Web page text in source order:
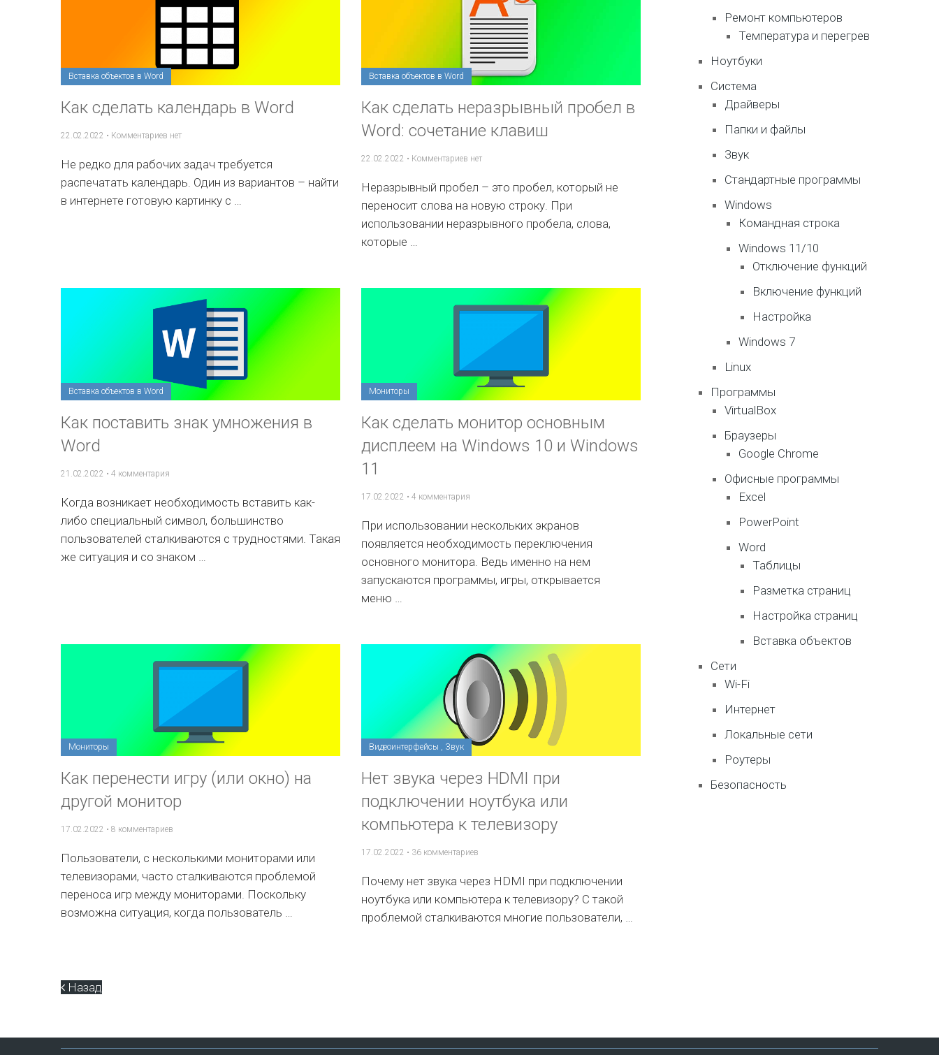
Как сделать календарь в Word
Вставка объектов в Word
22.02.2022 • Комментариев нет
Не редко для рабочих задач требуется
распечатать календарь. Один из вариантов – найти
в интернете готовую картинку с …
Как сделать неразрывный пробел в
Word: сочетание клавиш
Вставка объектов в Word
22.02.2022 • Комментариев нет
Неразрывный пробел – это пробел, который не
переносит слова на новую строку. При
использовании неразрывного пробела, слова,
которые …
Как поставить знак умножения в
Word
Вставка объектов в Word
21.02.2022 • 4 комментария
Когда возникает необходимость вставить как-
либо специальный символ, большинство
пользователей сталкиваются с трудностями. Такая
же ситуация и со знаком …
Как сделать монитор основным
дисплеем на Windows 10 и Windows
11
Мониторы
17.02.2022 • 4 комментария
При использовании нескольких экранов
появляется необходимость переключения
основного монитора. Ведь именно на нем
запускаются программы, игры, открывается
меню …
Как перенести игру (или окно) на
другой монитор
Мониторы
17.02.2022 • 8 комментариев
Пользователи, с несколькими мониторами или
телевизорами, часто сталкиваются проблемой
переноса игр между мониторами. Поскольку
возможна ситуация, когда пользователь …
Нет звука через HDMI при
подключении ноутбука или
компьютера к телевизору
Видеоинтерфейсы , Звук
17.02.2022 • 36 комментариев
Почему нет звука через HDMI при подключении
ноутбука или компьютера к телевизору? С такой
проблемой сталкиваются многие пользователи, …
Назад
Ремонт компьютеров
Температура и перегрев
Ноутбуки
Система
Драйверы
Папки и файлы
Звук
Стандартные программы
Windows
Командная строка
Windows 11/10
Отключение функций
Включение функций
Настройка
Windows 7
Linux
Программы
VirtualBox
Браузеры
Google Chrome
Офисные программы
Excel
PowerPoint
Word
Таблицы
Разметка страниц
Настройка страниц
Вставка объектов
Сети
Wi-Fi
Интернет
Локальные сети
Роутеры
Безопасность